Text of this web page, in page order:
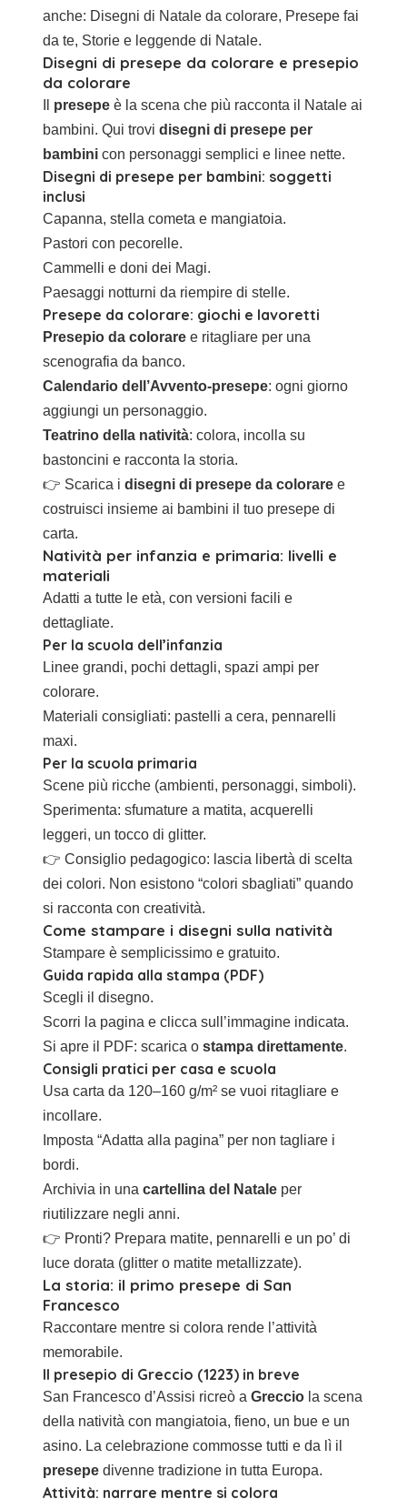
anche: Disegni di Natale da colorare, Presepe fai
da te, Storie e leggende di Natale.
Disegni di presepe da colorare e presepio
da colorare
presepe è la scena che più racconta il Natale ai
bambini. Qui trovi disegni di presepe per
bambini con personaggi semplici e linee nette.
Disegni di presepe per bambini: soggetti
inclusi
Capanna, stella cometa e mangiatoia.
Pastori con pecorelle.
Cammelli e doni dei Magi.
Paesaggi notturni da riempire di stelle.
Presepe da colorare: giochi e lavoretti
Presepio da colorare e ritagliare per una
scenografia da banco.
Calendario dell’Avvento-presepe: ogni giorno
aggiungi un personaggio.
Teatrino della natività: colora, incolla su
bastoncini e racconta la storia.
👉 Scarica i disegni di presepe da colorare e
costruisci insieme ai bambini il tuo presepe di
carta.
Natività per infanzia e primaria: livelli e
materiali
Adatti a tutte le età, con versioni facili e
dettagliate.
Per la scuola dell’infanzia
Linee grandi, pochi dettagli, spazi ampi per
colorare.
Materiali consigliati: pastelli a cera, pennarelli
maxi.
Per la scuola primaria
Scene più ricche (ambienti, personaggi, simboli).
Sperimenta: sfumature a matita, acquerelli
leggeri, un tocco di glitter.
👉 Consiglio pedagogico: lascia libertà di scelta
dei colori. Non esistono “colori sbagliati” quando
si racconta con creatività.
Come stampare i disegni sulla natività
Stampare è semplicissimo e gratuito.
Guida rapida alla stampa (PDF)
Scegli il disegno.
Scorri la pagina e clicca sull’immagine indicata.
Si apre il PDF: scarica o stampa direttamente.
Consigli pratici per casa e scuola
Usa carta da 120–160 g/m² se vuoi ritagliare e
incollare.
Imposta “Adatta alla pagina” per non tagliare i
bordi.
Archivia in una cartellina del Natale per
riutilizzare negli anni.
👉 Pronti? Prepara matite, pennarelli e un po’ di
luce dorata (glitter o matite metallizzate).
La storia: il primo presepe di San
Francesco
Raccontare mentre si colora rende l’attività
memorabile.
Il presepio di Greccio (1223) in breve
San Francesco d’Assisi ricreò a Greccio la scena
della natività con mangiatoia, fieno, un bue e un
asino. La celebrazione commosse tutti e da lì il
presepe divenne tradizione in tutta Europa.
Attività: narrare mentre si colora